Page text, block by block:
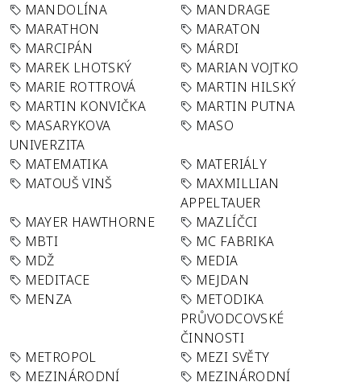
MANDOLÍNA
MANDRAGE
MARATHON
MARATON
MARCIPÁN
MÁRDI
MAREK LHOTSKÝ
MARIAN VOJTKO
MARIE ROTTROVÁ
MARTIN HILSKÝ
MARTIN KONVIČKA
MARTIN PUTNA
MASARYKOVA
UNIVERZITA
MASO
MATEMATIKA
MATERIÁLY
MATOUŠ VINŠ
MAXMILLIAN
APPELTAUER
MAYER HAWTHORNE
MAZLÍČCI
MBTI
MC FABRIKA
MDŽ
MEDIA
MEDITACE
MEJDAN
MENZA
METODIKA
PRŮVODCOVSKÉ
ČINNOSTI
METROPOL
MEZI SVĚTY
MEZINÁRODNÍ
MEZINÁRODNÍ